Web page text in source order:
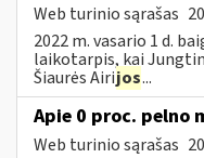
Web turinio sąrašas
2022 m. vasario 1 d.
laikotarpis, kai
Šiaurės Airijos...
Apie 0 proc. pelno
Web turinio sąrašas